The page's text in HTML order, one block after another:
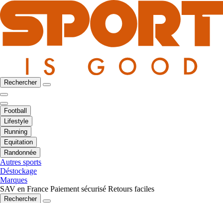
Rechercher
Football
Lifestyle
Running
Equitation
Randonnée
Autres sports
Déstockage
Marques
SAV en France Paiement sécurisé Retours faciles
Rechercher